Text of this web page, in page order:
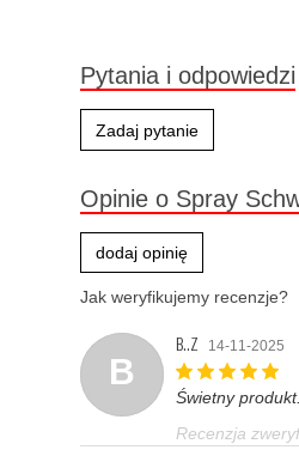
Pytania i odpowiedzi
Zadaj pytanie
Opinie o Spray
dodaj opinię
Jak weryfikujemy recenzje?
B
B..Z 14-11-2025
Świetny
Recenzja